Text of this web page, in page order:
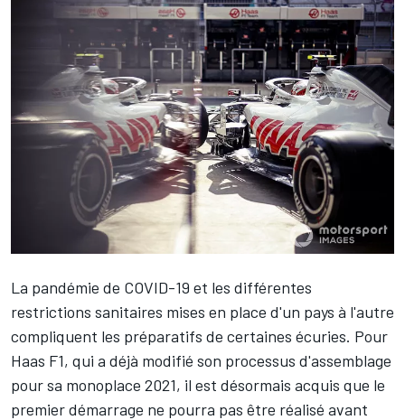
La pandémie de COVID-19 et les différentes
restrictions sanitaires mises en place d'un pays à l'autre
compliquent les préparatifs de certaines écuries. Pour
Haas F1, qui a déjà modifié son processus d'assemblage
pour sa monoplace 2021, il est désormais acquis que le
premier démarrage ne pourra pas être réalisé avant